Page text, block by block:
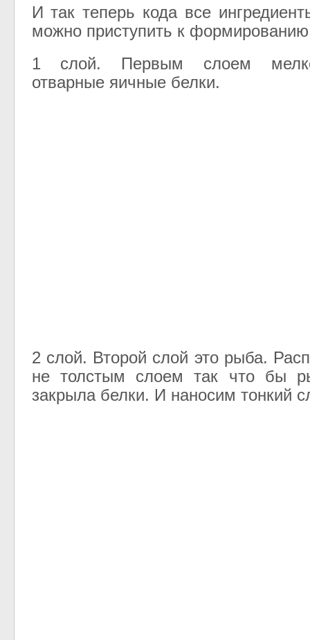
И так теперь кода все
можно приступить к формированию
1 слой. Первым слоем
отварные яичные белки.
2 слой. Второй слой это рыба.
не толстым слоем так что бы
закрыла белки. И наносим тонкий